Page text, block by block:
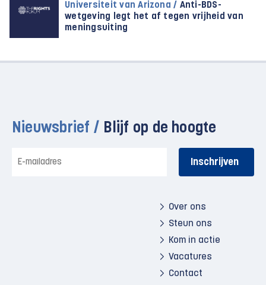
Universiteit van Arizona / Anti-BDS-
wetgeving legt het af tegen vrijheid van
meningsuiting
Nieuwsbrief / Blijf op de hoogte
mailadres
Over ons
Steun ons
Kom in actie
Vacatures
Contact